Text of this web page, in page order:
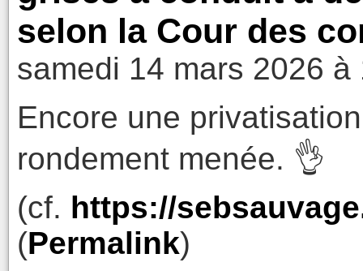
selon la Cour des
samedi 14 mars 2026 à
Encore une
rondement menée. 👌‍
(cf. https://
(Permalink)